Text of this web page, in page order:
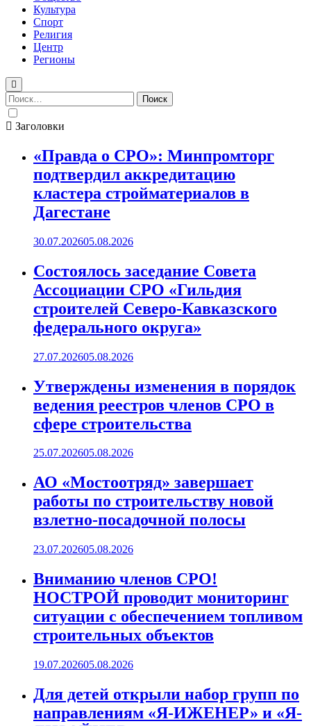
Культура
Спорт
Религия
Центр
Регионы
Найти:
Заголовки
«Правда о СРО»: Минпромторг
подтвердил аккредитацию
кластера стройматериалов в
Дагестане
30.07.202605.08.2026
Состоялось заседание Совета
Ассоциации СРО «Гильдия
строителей Северо-Кавказского
федерального округа»
27.07.202605.08.2026
Утверждены изменения в порядок
ведения реестров членов СРО в
сфере строительства
25.07.202605.08.2026
АО «Мостоотряд» завершает
работы по строительству новой
взлетно-посадочной полосы
23.07.202605.08.2026
Вниманию членов СРО!
НОСТРОЙ проводит мониторинг
ситуации с обеспечением топливом
строительных объектов
19.07.202605.08.2026
Для детей открыли набор групп по
направлениям «Я-ИЖЕНЕР» и «Я-